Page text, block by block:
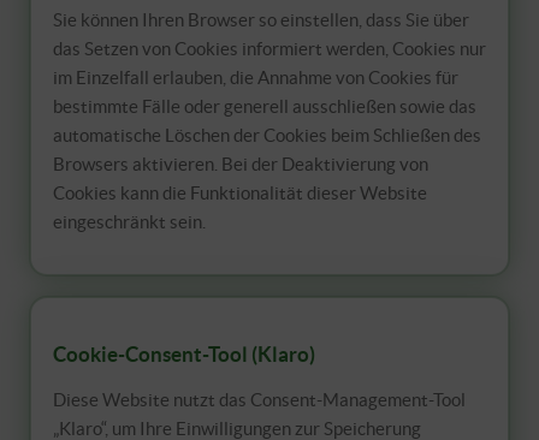
Sie können Ihren Browser so einstellen, dass Sie über
das Setzen von Cookies informiert werden, Cookies nur
im Einzelfall erlauben, die Annahme von Cookies für
bestimmte Fälle oder generell ausschließen sowie das
automatische Löschen der Cookies beim Schließen des
Browsers aktivieren. Bei der Deaktivierung von
Cookies kann die Funktionalität dieser Website
eingeschränkt sein.
Cookie-Consent-Tool (Klaro)
Diese Website nutzt das Consent-Management-Tool
„Klaro“, um Ihre Einwilligungen zur Speicherung